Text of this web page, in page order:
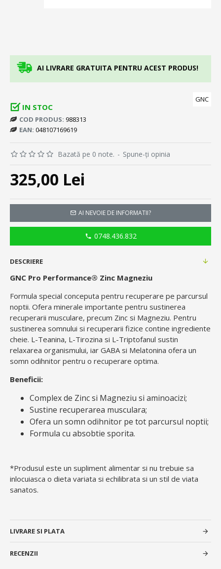
AI LIVRARE GRATUITA PENTRU ACEST PRODUS!
IN STOC
COD PRODUS: 988313
EAN: 048107169619
GNC
Bazată pe 0 note. - Spune-ţi opinia
325,00 Lei
AI NEVOIE DE INFORMATII?
0748.436.832
DESCRIERE
GNC Pro Performance® Zinc Magneziu
Formula special conceputa pentru recuperare pe parcursul
noptii. Ofera minerale importante pentru sustinerea
recuperarii musculare, precum Zinc si Magneziu. Pentru
sustinerea somnului si recuperarii fizice contine ingrediente
cheie. L-Teanina, L-Tirozina si L-Triptofanul sustin
relaxarea organismului, iar GABA si Melatonina ofera un
somn odihnitor pentru o recuperare optima.
Beneficii:
Complex de Zinc si Magneziu si aminoacizi;
Sustine recuperarea musculara;
Ofera un somn odihnitor pe tot parcursul noptii;
Formula cu absobtie sporita.
*Produsul este un supliment alimentar si nu trebuie sa
inlocuiasca o dieta variata si echilibrata si un stil de viata
sanatos.
LIVRARE SI PLATA
RECENZII